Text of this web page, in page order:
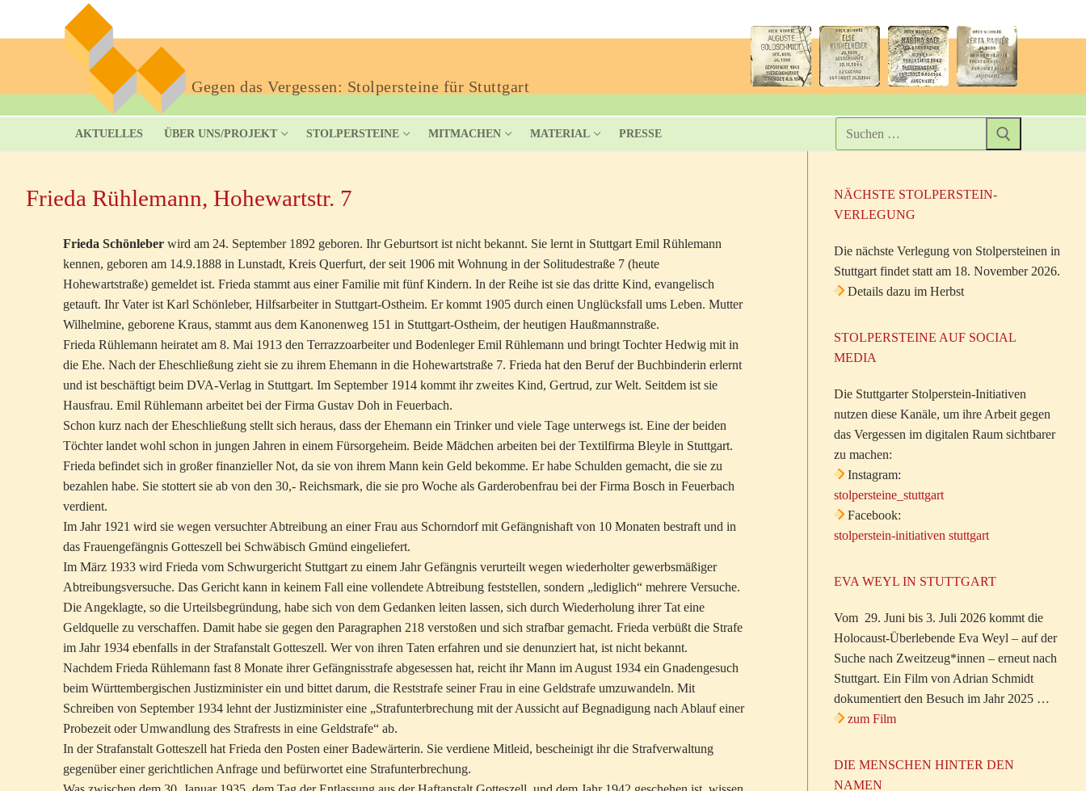
Gegen das Vergessen: Stolpersteine für Stuttgart
AKTUELLES ÜBER UNS/PROJEKT STOLPERSTEINE MITMACHEN MATERIAL PRESSE
Frieda Rühlemann, Hohewartstr. 7
Frieda Schönleber wird am 24. September 1892 geboren. Ihr Geburtsort ist nicht bekannt. Sie lernt in Stuttgart Emil Rühlemann
kennen, geboren am 14.9.1888 in Lunstadt, Kreis Querfurt, der seit 1906 mit Wohnung in der Solitudestraße 7 (heute
Hohewartstraße) gemeldet ist. Frieda stammt aus einer Familie mit fünf Kindern. In der Reihe ist sie das dritte Kind, evangelisch
getauft. Ihr Vater ist Karl Schönleber, Hilfsarbeiter in Stuttgart-Ostheim. Er kommt 1905 durch einen Unglücksfall ums Leben. Mutter
Wilhelmine, geborene Kraus, stammt aus dem Kanonenweg 151 in Stuttgart-Ostheim, der heutigen Haußmannstraße.
Frieda Rühlemann heiratet am 8. Mai 1913 den Terrazzoarbeiter und Bodenleger Emil Rühlemann und bringt Tochter Hedwig mit in
die Ehe. Nach der Eheschließung zieht sie zu ihrem Ehemann in die Hohewartstraße 7. Frieda hat den Beruf der Buchbinderin erlernt
und ist beschäftigt beim DVA-Verlag in Stuttgart. Im September 1914 kommt ihr zweites Kind, Gertrud, zur Welt. Seitdem ist sie
Hausfrau. Emil Rühlemann arbeitet bei der Firma Gustav Doh in Feuerbach.
Schon kurz nach der Eheschließung stellt sich heraus, dass der Ehemann ein Trinker und viele Tage unterwegs ist. Eine der beiden
Töchter landet wohl schon in jungen Jahren in einem Fürsorgeheim. Beide Mädchen arbeiten bei der Textilfirma Bleyle in Stuttgart.
Frieda befindet sich in großer finanzieller Not, da sie von ihrem Mann kein Geld bekomme. Er habe Schulden gemacht, die sie zu
bezahlen habe. Sie stottert sie ab von den 30,- Reichsmark, die sie pro Woche als Garderobenfrau bei der Firma Bosch in Feuerbach
verdient.
Im Jahr 1921 wird sie wegen versuchter Abtreibung an einer Frau aus Schorndorf mit Gefängnishaft von 10 Monaten bestraft und in
das Frauengefängnis Gotteszell bei Schwäbisch Gmünd eingeliefert.
Im März 1933 wird Frieda vom Schwurgericht Stuttgart zu einem Jahr Gefängnis verurteilt wegen wiederholter gewerbsmäßiger
Abtreibungsversuche. Das Gericht kann in keinem Fall eine vollendete Abtreibung feststellen, sondern „lediglich“ mehrere Versuche.
Die Angeklagte, so die Urteilsbegründung, habe sich von dem Gedanken leiten lassen, sich durch Wiederholung ihrer Tat eine
Geldquelle zu verschaffen. Damit habe sie gegen den Paragraphen 218 verstoßen und sich strafbar gemacht. Frieda verbüßt die Strafe
im Jahr 1934 ebenfalls in der Strafanstalt Gotteszell. Wer von ihren Taten erfahren und sie denunziert hat, ist nicht bekannt.
Nachdem Frieda Rühlemann fast 8 Monate ihrer Gefängnisstrafe abgesessen hat, reicht ihr Mann im August 1934 ein Gnadengesuch
beim Württembergischen Justizminister ein und bittet darum, die Reststrafe seiner Frau in eine Geldstrafe umzuwandeln. Mit
Schreiben von September 1934 lehnt der Justizminister eine „Strafunterbrechung mit der Aussicht auf Begnadigung nach Ablauf einer
Probezeit oder Umwandlung des Strafrests in eine Geldstrafe“ ab.
In der Strafanstalt Gotteszell hat Frieda den Posten einer Badewärterin. Sie verdiene Mitleid, bescheinigt ihr die Strafverwaltung
gegenüber einer gerichtlichen Anfrage und befürwortet eine Strafunterbrechung.
NÄCHSTE STOLPERSTEIN-
VERLEGUNG
Die nächste Verlegung von Stolpersteinen in
Stuttgart findet statt am 18. November 2026.
Details dazu im Herbst
STOLPERSTEINE AUF SOCIAL
MEDIA
Die Stuttgarter Stolperstein-Initiativen
nutzen diese Kanäle, um ihre Arbeit gegen
das Vergessen im digitalen Raum sichtbarer
zu machen:
Instagram:
stolpersteine_stuttgart
Facebook:
stolperstein-initiativen stuttgart
EVA WEYL IN STUTTGART
Vom 29. Juni bis 3. Juli 2026 kommt die
Holocaust-Überlebende Eva Weyl – auf der
Suche nach Zweitzeug*innen – erneut nach
Stuttgart. Ein Film von Adrian Schmidt
dokumentiert den Besuch im Jahr 2025 …
zum Film
DIE MENSCHEN HINTER DEN
NAMEN